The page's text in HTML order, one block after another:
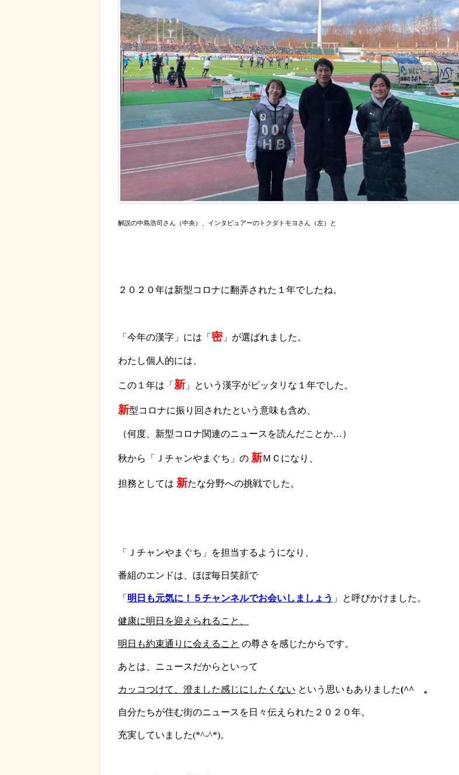
解説の中島浩司さん（中央）、インタビュアーのトクダトモヨさん（左）と
２０２０年は新型コロナに翻弄された１年でしたね。
「今年の漢字」には「 密」が選ばれました。
わたし個人的には、
この１年は「 新 」という漢字がピッタリな１年でした。
新型コロナに振り回されたという意味も含め、
（何度、新型コロナ関連のニュースを読んだことか…）
秋から「Ｊチャンやまぐち」の 新ＭＣになり、
担務としては 新たな分野への挑戦でした。
「Ｊチャンやまぐち」を担当するようになり、
番組のエンドは、ほぼ毎日笑顔で
「 明日も元気に！５チャンネルでお会いしましょう 」と呼びかけました。
健康に明日を迎えられること、
明日も約束通りに会えること の尊さを感じたからです。
あとは、ニュースだからといって
カッコつけて、澄ました感じにしたくない という思いもありました(^^ゞ。
自分たちが住む街のニュースを日々伝えられた２０２０年。
充実していました(*^-^*)。